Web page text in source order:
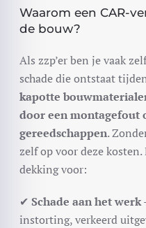
Waarom een CAR-
de bouw?
Als zzp’er ben je vaak
schade die ontstaat
kapotte
door een montagefout
gereedschappen.
zelf op voor deze
dekking voor:
✔ Schade aan het werk
instorting, verkeerd